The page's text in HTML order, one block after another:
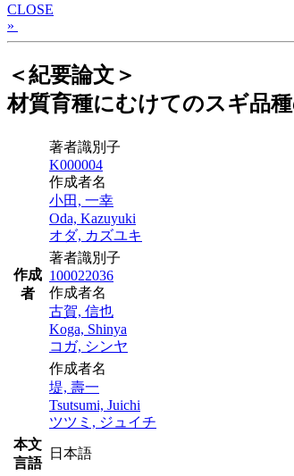
CLOSE
»
＜紀要論文＞
材質育種にむけてのスギ品
作成
者
著者識別子
K000004
作成者名
小田, 一幸
Oda, Kazuyuki
オダ, カズユキ
著者識別子
100022036
作成者名
古賀, 信也
Koga, Shinya
コガ, シンヤ
作成者名
堤, 壽一
Tsutsumi, Juichi
ツツミ, ジュイチ
本文
言語
日本語